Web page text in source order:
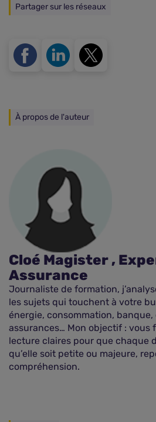
Partager sur les réseaux
À propos de l'auteur
Cloé Magister ,
Assurance
Journaliste de formation,
les sujets qui touchent à votre
énergie, consommation,
assurances… Mon objectif : vous
lecture claires pour que chaque
qu’elle soit petite ou majeure,
compréhension.